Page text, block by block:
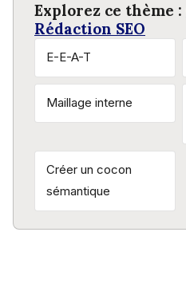
Explorez ce thème :
Rédaction SEO
E-E-A-T
Maillage interne
Créer un cocon
sémantique